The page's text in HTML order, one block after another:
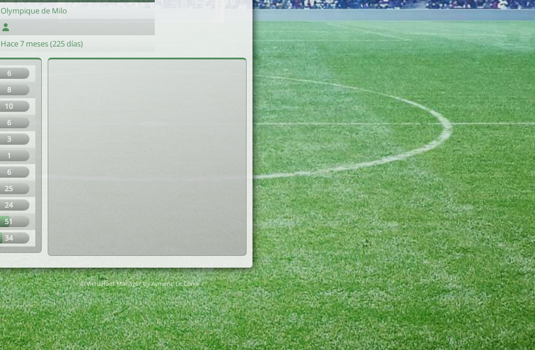
Olympique de Milo
Hace 7 meses (225 días)
6
8
10
6
3
1
6
25
24
51
34
© Virtuafoot Manager by Aymeric Le Corre